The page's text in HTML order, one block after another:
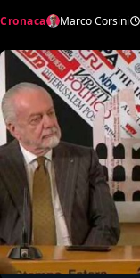
Cronaca Marco Corsini